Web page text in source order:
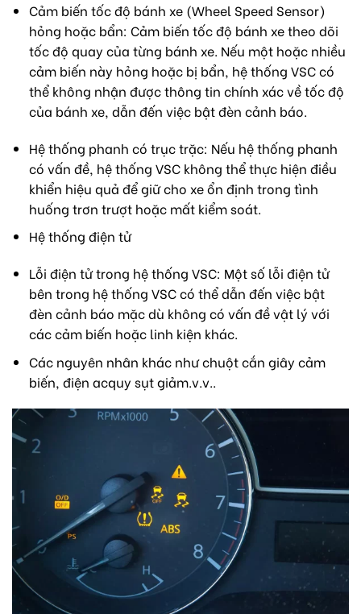
Cảm biến tốc độ bánh xe (Wheel Speed Sensor)
hỏng hoặc bẩn: Cảm biến tốc độ bánh xe theo dõi
tốc độ quay của từng bánh xe. Nếu một hoặc nhiều
cảm biến này hỏng hoặc bị bẩn, hệ thống VSC có
thể không nhận được thông tin chính xác về tốc độ
của bánh xe, dẫn đến việc bật đèn cảnh báo.
Hệ thống phanh có trục trặc: Nếu hệ thống phanh
có vấn đề, hệ thống VSC không thể thực hiện điều
khiển hiệu quả để giữ cho xe ổn định trong tình
huống trơn trượt hoặc mất kiểm soát.
Hệ thống điện tử
Lỗi điện tử trong hệ thống VSC: Một số lỗi điện tử
bên trong hệ thống VSC có thể dẫn đến việc bật
đèn cảnh báo mặc dù không có vấn đề vật lý với
các cảm biến hoặc linh kiện khác.
Các nguyên nhân khác như chuột cắn giây cảm
biến, điện acquy sụt giảm.v.v..